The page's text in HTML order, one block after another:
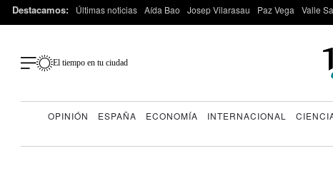
Destacamos: Últimas noticias Aída Bao Josep Vilarasau Paz Vega Valle
El tiempo en tu ciudad
OPINIÓN ESPAÑA ECONOMÍA INTERNACIONAL